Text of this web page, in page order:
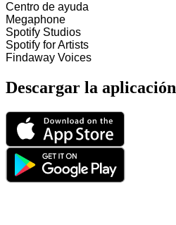
Centro de ayuda
Megaphone
Spotify Studios
Spotify for Artists
Findaway Voices
Descargar la aplicación